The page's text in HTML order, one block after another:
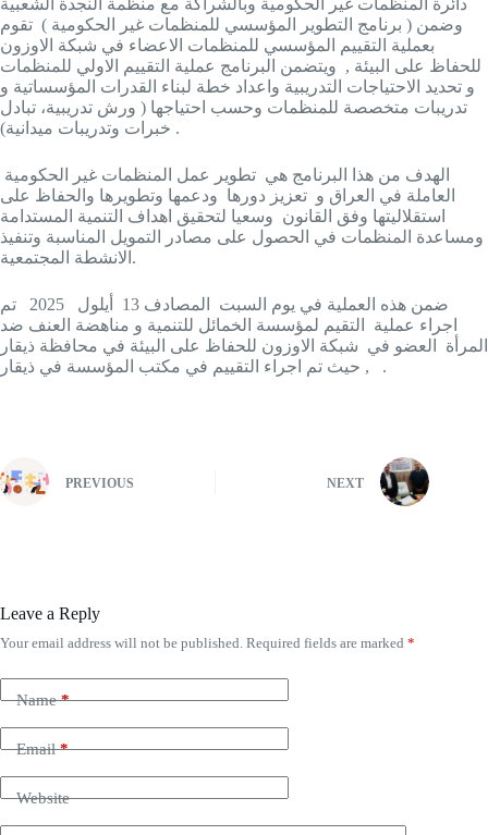
دائرة المنظمات غير الحكومية وبالشراكة مع منظمة النجدة الشعبية
وضمن ( برنامج التطوير المؤسسي للمنظمات غير الحكومية ) تقوم
بعملية التقييم المؤسسي للمنظمات الاعضاء في شبكة الاوزون
للحفاظ على البيئة , ويتضمن البرنامج عملية التقييم الاولي للمنظمات
و تحديد الاحتياجات التدريبية واعداد خطة لبناء القدرات المؤسساتية و
تدريبات متخصصة للمنظمات وحسب احتياجها ( ورش تدريبية، تبادل
خبرات وتدريبات ميدانية) .
العاملة في العراق و تعزيز دورها ودعمها وتطويرها والحفاظ على
استقلاليتها وفق القانون وسعيا لتحقيق اهداف التنمية المستدامة
ومساعدة المنظمات في الحصول على مصادر التمويل المناسبة وتنفيذ
الانشطة المجتمعية.
ضمن هذه العملية في يوم السبت المصادف 13 أيلول 2025 تم
اجراء عملية التقيم لمؤسسة الخمائل للتنمية و مناهضة العنف ضد
المرأة العضو في شبكة الاوزون للحفاظ على البيئة في محافظة ذيقار
, حيث تم اجراء التقييم في مكتب المؤسسة في ذيقار .
PREVIOUS NEXT
Leave a Reply
Your email address will not be published. Required fields are marked *
Name*
Email*
Website